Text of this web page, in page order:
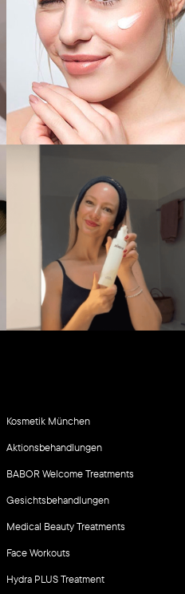
Kosmetik München
Aktionsbehandlungen
BABOR Welcome Treatments
Gesichtsbehandlungen
Medical Beauty Treatments
Face Workouts
Hydra PLUS Treatment